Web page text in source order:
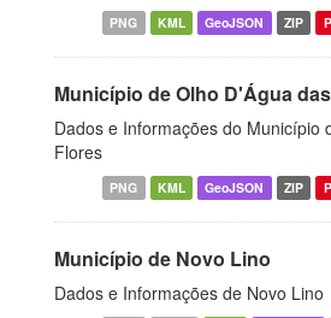
PNG KML GeoJSON ZIP
Município de Olho D'Água
Dados e Informações do Município
Flores
PNG KML GeoJSON ZIP
Município de Novo Lino
Dados e Informações de Novo Lino